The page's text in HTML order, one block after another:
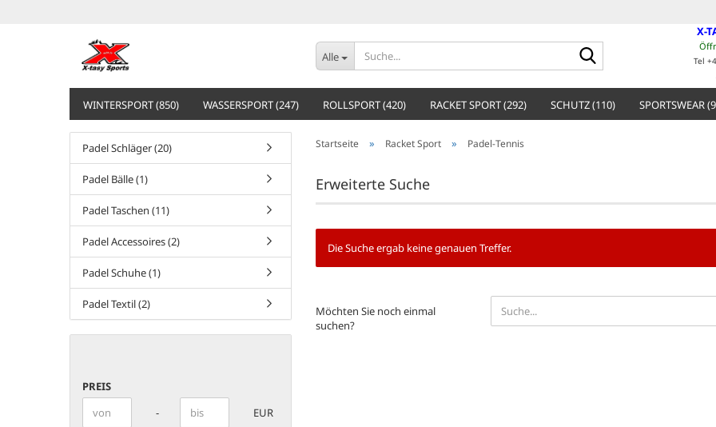
Alle
X-
Tel
WINTERSPORT (850) WASSERSPORT (247) ROLLSPORT (420) RACKET SPORT (292) SCHUTZ (110) SPORTSWEAR
Startseite » Racket Sport » Padel-Tennis
Erweiterte Suche
Die Suche ergab keine genauen Treffer.
SIE
NOCH
Möchten Sie noch einmal
suchen?
Padel Schläger (20)
Padel Bälle (1)
Padel Taschen (11)
Padel Accessoires (2)
Padel Schuhe (1)
Padel Textil (2)
PREIS
Preis bis
- EUR